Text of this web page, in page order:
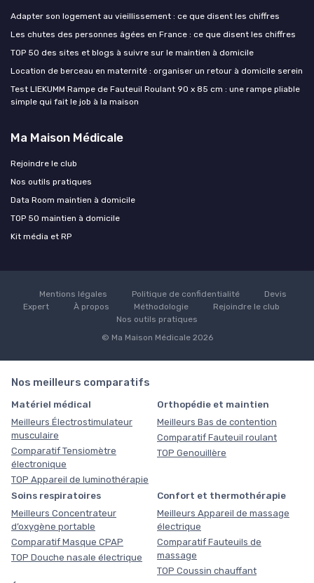
Adapter son logement au vieillissement : ce que disent les chiffres
Les chutes des personnes âgées en France : ce que disent les chiffres
TOP 50 des sites et blogs à suivre sur le maintien à domicile
Location de berceau en maternité : organiser un retour à domicile serein
Test LIEKUMM Rampe de Fauteuil Roulant 90 x 85 cm : une rampe pliable
simple qui fait le job à la maison
Ma Maison Médicale
Rejoindre le club
Nos outils pratiques
Data Room maintien à domicile
TOP 50 maintien à domicile
Kit média et RP
Mentions légales Politique de confidentialité
Devis
Expert
À propos Méthodologie
Rejoindre le club
Nos outils pratiques
© Ma Maison Médicale 2026
Nos meilleurs comparatifs
Matériel médical
Meilleurs Électrostimulateur
musculaire
Comparatif Tensiomètre
électronique
TOP Appareil de luminothérapie
Orthopédie et maintien
Meilleurs Bas de contention
Comparatif Fauteuil roulant
TOP Genouillère
Soins respiratoires
Meilleurs Concentrateur
d’oxygène portable
Comparatif Masque CPAP
TOP Douche nasale électrique
Confort et thermothérapie
Meilleurs Appareil de massage
électrique
Comparatif Fauteuils de
massage
TOP Coussin chauffant